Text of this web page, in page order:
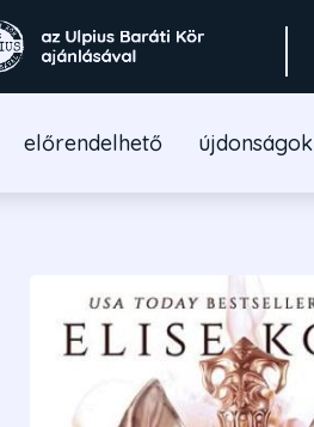
előrendelhető újdonságok